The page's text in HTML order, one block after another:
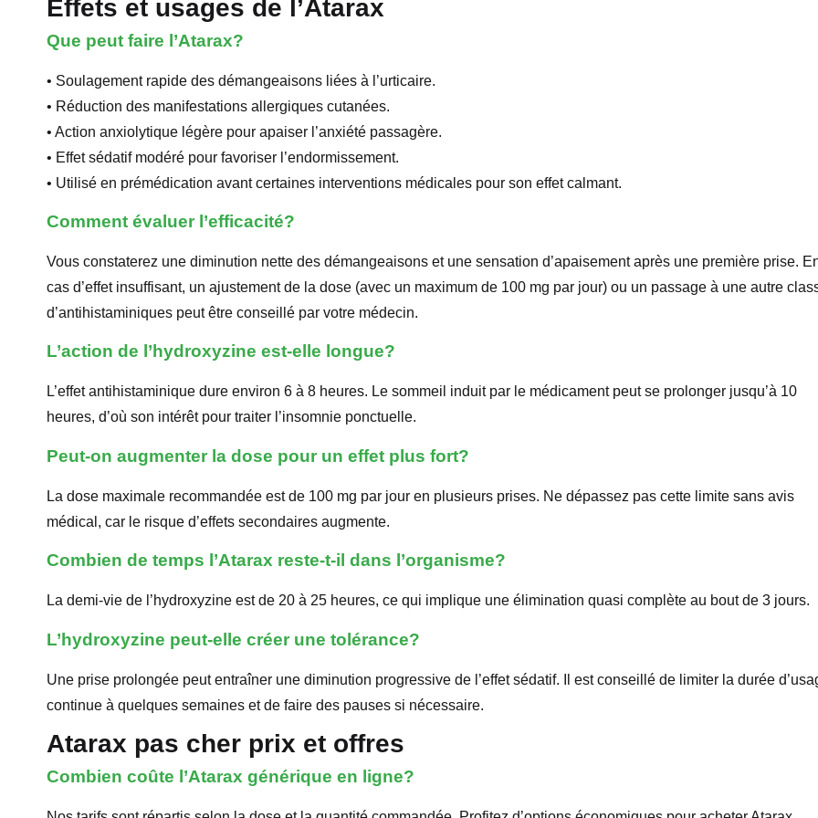
Effets et usages de l’Atarax
Que peut faire l’Atarax?
• Soulagement rapide des démangeaisons liées à l’urticaire.
• Réduction des manifestations allergiques cutanées.
• Action anxiolytique légère pour apaiser l’anxiété passagère.
• Effet sédatif modéré pour favoriser l’endormissement.
• Utilisé en prémédication avant certaines interventions médicales pour son effet calmant.
Comment évaluer l’efficacité?
Vous constaterez une diminution nette des démangeaisons et une sensation d’apaisement après une première prise.
cas d’effet insuffisant, un ajustement de la dose (avec un maximum de 100 mg par jour) ou un passage à une autre
d’antihistaminiques peut être conseillé par votre médecin.
L’action de l’hydroxyzine est-elle longue?
L’effet antihistaminique dure environ 6 à 8 heures. Le sommeil induit par le médicament peut se prolonger jusqu’à 10
heures, d’où son intérêt pour traiter l’insomnie ponctuelle.
Peut-on augmenter la dose pour un effet plus fort?
La dose maximale recommandée est de 100 mg par jour en plusieurs prises. Ne dépassez pas cette limite sans avis
médical, car le risque d’effets secondaires augmente.
Combien de temps l’Atarax reste-t-il dans l’organisme?
La demi-vie de l’hydroxyzine est de 20 à 25 heures, ce qui implique une élimination quasi complète au bout de 3 jours.
L’hydroxyzine peut-elle créer une tolérance?
Une prise prolongée peut entraîner une diminution progressive de l’effet sédatif. Il est conseillé de limiter la durée
continue à quelques semaines et de faire des pauses si nécessaire.
Atarax pas cher prix et offres
Combien coûte l’Atarax générique en ligne?